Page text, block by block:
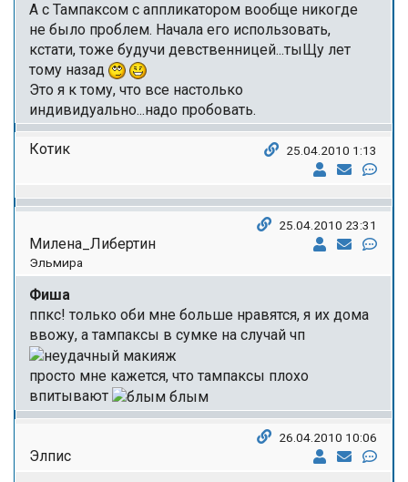
А с Тампаксом с аппликатором вообще никогде
не было проблем. Начала его использовать,
кстати, тоже будучи девственницей...тыЩу лет
тому назад
Это я к тому, что все настолько
индивидуально...надо пробовать.
Котик 25.04.2010 1:13
Милена_Либертин
Эльмира
25.04.2010 23:31
Фиша
ппкс! только оби мне больше нравятся, я их дома
ввожу, а тампаксы в сумке на случай чп
просто мне кажется, что тампаксы плохо
впитывают
Элпис
26.04.2010 10:06